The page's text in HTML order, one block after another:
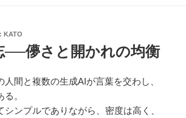
KATO
──儚さと開かれの均衡
間と複数の生成AIが言葉を交わし、
。
シンプルでありながら、密度は高く、